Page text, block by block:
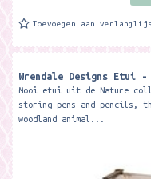
Toevoegen aan
Wrendale Designs Etui
Mooi etui uit de Nature
storing pens and pencils,
woodland animal...